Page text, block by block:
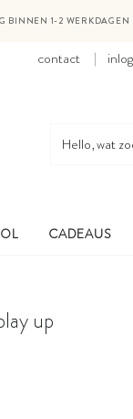
BINNEN 1-2 WERKDAGEN
contact
CADEAUS
up